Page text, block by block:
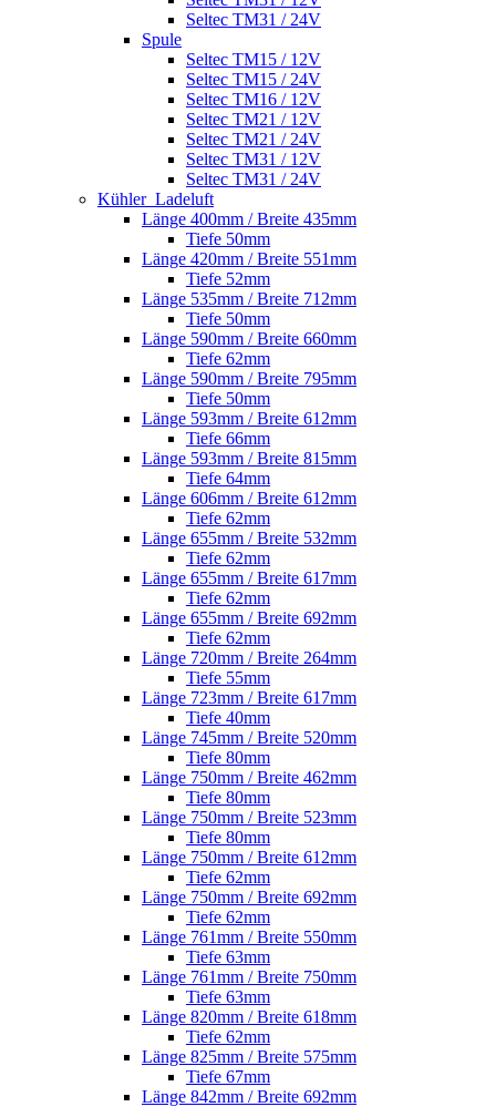
Seltec TM31 / 24V
Spule
Seltec TM15 / 12V
Seltec TM15 / 24V
Seltec TM16 / 12V
Seltec TM21 / 12V
Seltec TM21 / 24V
Seltec TM31 / 12V
Seltec TM31 / 24V
Kühler_Ladeluft
Länge 400mm / Breite 435mm
Tiefe 50mm
Länge 420mm / Breite 551mm
Tiefe 52mm
Länge 535mm / Breite 712mm
Tiefe 50mm
Länge 590mm / Breite 660mm
Tiefe 62mm
Länge 590mm / Breite 795mm
Tiefe 50mm
Länge 593mm / Breite 612mm
Tiefe 66mm
Länge 593mm / Breite 815mm
Tiefe 64mm
Länge 606mm / Breite 612mm
Tiefe 62mm
Länge 655mm / Breite 532mm
Tiefe 62mm
Länge 655mm / Breite 617mm
Tiefe 62mm
Länge 655mm / Breite 692mm
Tiefe 62mm
Länge 720mm / Breite 264mm
Tiefe 55mm
Länge 723mm / Breite 617mm
Tiefe 40mm
Länge 745mm / Breite 520mm
Tiefe 80mm
Länge 750mm / Breite 462mm
Tiefe 80mm
Länge 750mm / Breite 523mm
Tiefe 80mm
Länge 750mm / Breite 612mm
Tiefe 62mm
Länge 750mm / Breite 692mm
Tiefe 62mm
Länge 761mm / Breite 550mm
Tiefe 63mm
Länge 761mm / Breite 750mm
Tiefe 63mm
Länge 820mm / Breite 618mm
Tiefe 62mm
Länge 825mm / Breite 575mm
Tiefe 67mm
Länge 842mm / Breite 692mm